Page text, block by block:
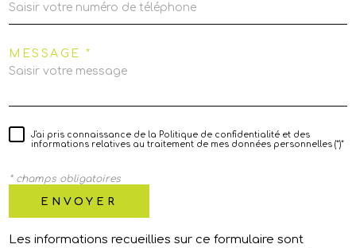
MESSAGE *
J'ai pris connaissance de la Politique de confidentialité et des
informations relatives au traitement de mes données personnelles (*)*
* champs obligatoires
ENVOYER
Les informations recueillies sur ce formulaire sont